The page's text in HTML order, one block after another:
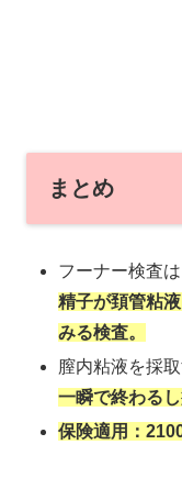
まとめ
フーナー検査は
精子が頚管粘
みる検査。
膣内粘液を採取
一瞬で終わるし
保険適用：2100